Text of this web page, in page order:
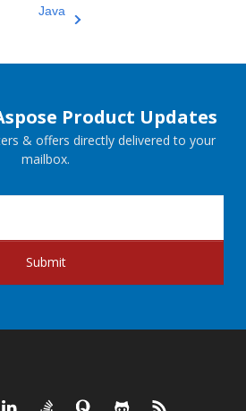
Java
Product Updates
& offers directly delivered to your
mailbox.
Submit